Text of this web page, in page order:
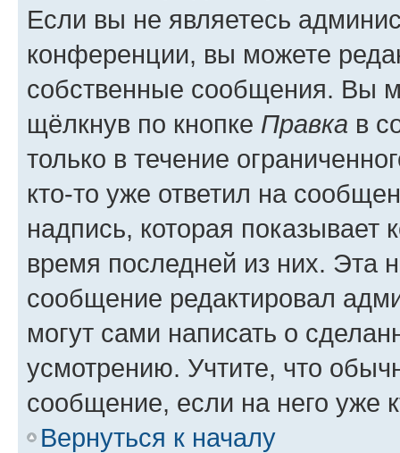
Если вы не являетесь
конференции, вы можете
собственные сообщения. Вы
щёлкнув по кнопке Правка в
только в течение
кто-то уже ответил на
надпись, которая показывает
время последней из них. Эта
сообщение редактировал
могут сами написать о
усмотрению. Учтите, что
сообщение, если на него уже
Вернуться к началу